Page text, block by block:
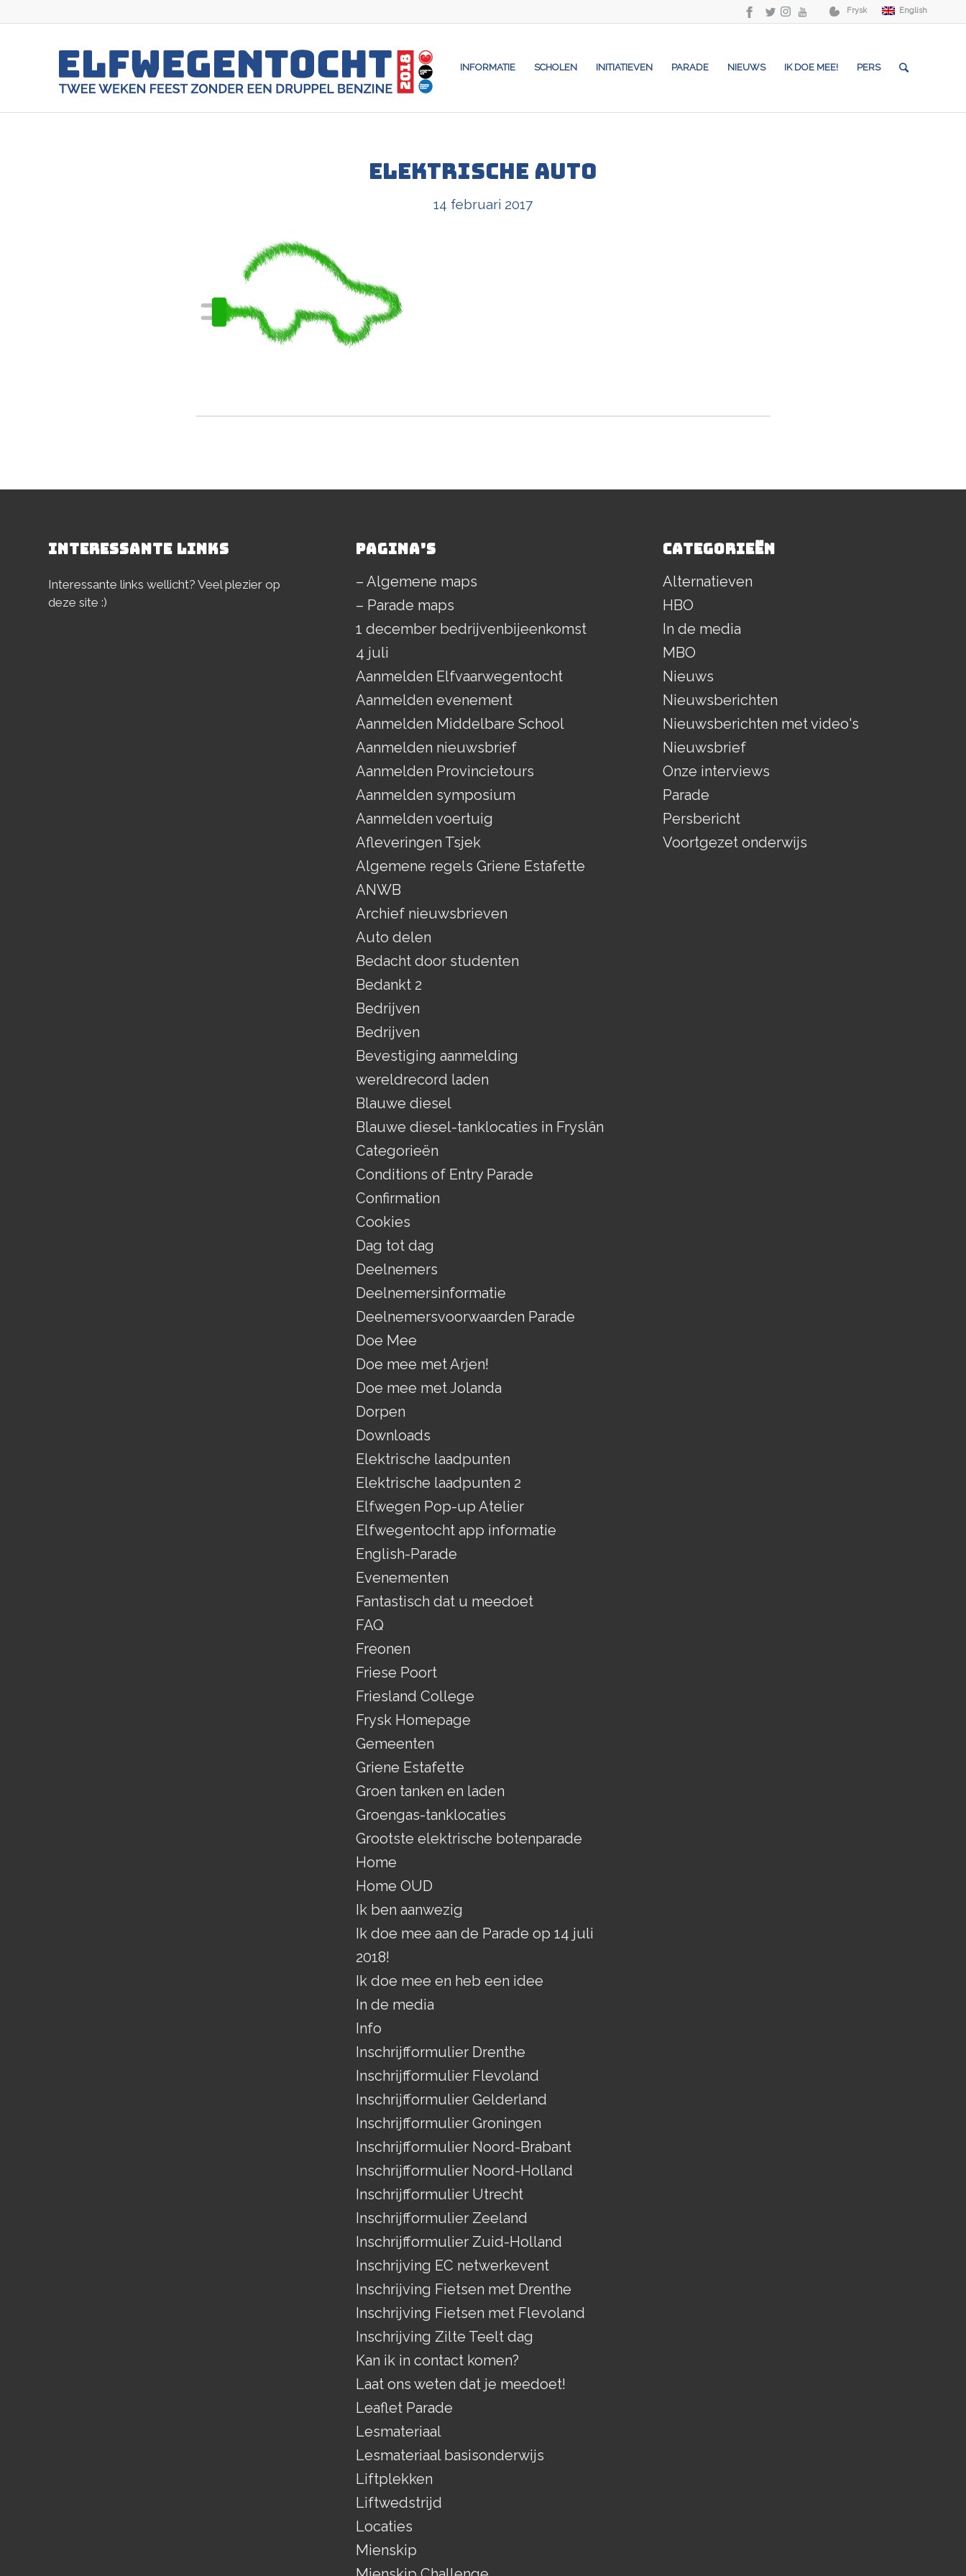
Frysk English
INFORMATIE SCHOLEN INITIATIEVEN PARADE NIEUWS IK DOE MEE! PERS
Elektrische auto
14 februari 2017
INTERESSANTE LINKS
Interessante links wellicht? Veel plezier op
deze site :)
PAGINA’S
– Algemene maps
– Parade maps
1 december bedrijvenbijeenkomst
4 juli
Aanmelden Elfvaarwegentocht
Aanmelden evenement
Aanmelden Middelbare School
Aanmelden nieuwsbrief
Aanmelden Provincietours
Aanmelden symposium
Aanmelden voertuig
Afleveringen Tsjek
Algemene regels Griene Estafette
ANWB
Archief nieuwsbrieven
Auto delen
Bedacht door studenten
Bedankt 2
Bedrijven
Bedrijven
Bevestiging aanmelding
wereldrecord laden
Blauwe diesel
Blauwe diesel-tanklocaties in Fryslân
Categorieën
Conditions of Entry Parade
Confirmation
Cookies
Dag tot dag
Deelnemers
Deelnemersinformatie
Deelnemersvoorwaarden Parade
Doe Mee
Doe mee met Arjen!
Doe mee met Jolanda
Dorpen
Downloads
Elektrische laadpunten
Elektrische laadpunten 2
Elfwegen Pop-up Atelier
Elfwegentocht app informatie
English-Parade
Evenementen
Fantastisch dat u meedoet
FAQ
Freonen
Friese Poort
Friesland College
Frysk Homepage
Gemeenten
Griene Estafette
Groen tanken en laden
Groengas-tanklocaties
Grootste elektrische botenparade
Home
Home OUD
Ik ben aanwezig
Ik doe mee aan de Parade op 14 juli
2018!
Ik doe mee en heb een idee
In de media
Info
Inschrijfformulier Drenthe
Inschrijfformulier Flevoland
Inschrijfformulier Gelderland
Inschrijfformulier Groningen
Inschrijfformulier Noord-Brabant
Inschrijfformulier Noord-Holland
Inschrijfformulier Utrecht
Inschrijfformulier Zeeland
Inschrijfformulier Zuid-Holland
Inschrijving EC netwerkevent
Inschrijving Fietsen met Drenthe
Inschrijving Fietsen met Flevoland
Inschrijving Zilte Teelt dag
Kan ik in contact komen?
Laat ons weten dat je meedoet!
Leaflet Parade
Lesmateriaal
Lesmateriaal basisonderwijs
Liftplekken
Liftwedstrijd
Locaties
Mienskip
CATEGORIEËN
Alternatieven
HBO
In de media
MBO
Nieuws
Nieuwsberichten
Nieuwsberichten met video's
Nieuwsbrief
Onze interviews
Parade
Persbericht
Voortgezet onderwijs